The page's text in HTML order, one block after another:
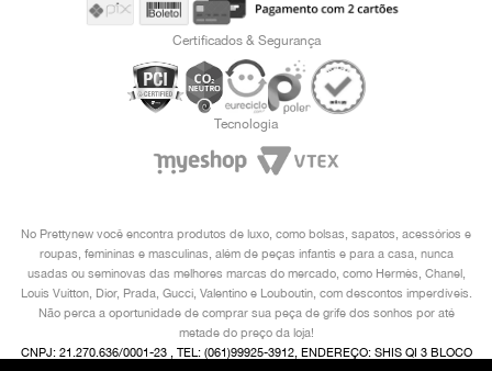
Certificados & Segurança
Tecnologia
No Prettynew você encontra produtos de luxo, como bolsas, sapatos, acessórios e
roupas, femininas e masculinas, além de peças infantis e para a casa, nunca
usadas ou seminovas das melhores marcas do mercado, como Hermès, Chanel,
Louis Vuitton, Dior, Prada, Gucci, Valentino e Louboutin, com descontos imperdíveis.
Não perca a oportunidade de comprar sua peça de grife dos sonhos por até
metade do preço da loja!
CNPJ: 21.270.636/0001-23 , TEL: (061)99925-3912, ENDEREÇO: SHIS QI 3 BLOCO